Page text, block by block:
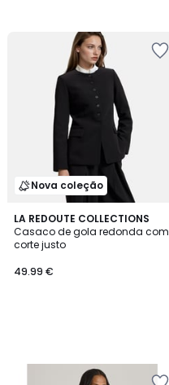
Nova coleção
LA REDOUTE COLLECTIONS
Casaco de gola redonda com
corte justo
49.99 €